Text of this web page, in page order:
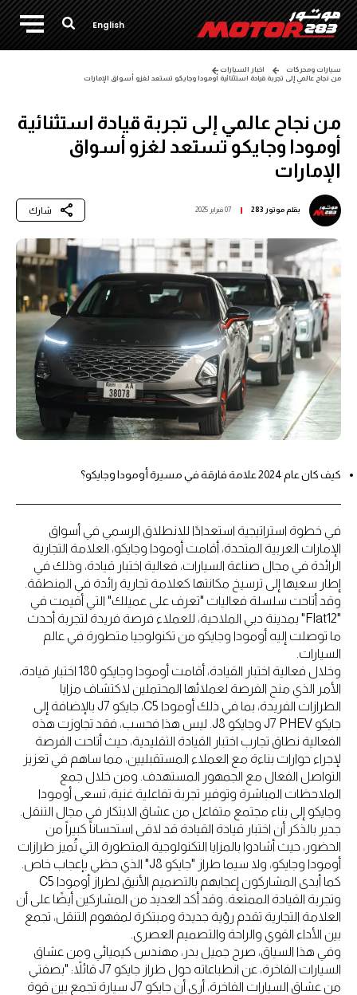
English
سيارات ومحركات
اخبار السيارات
من نجاح عالمي إلى تجربة قيادة استثنائية أومودا وجايكو تستعد لغزو أسواق الإمارات
من نجاح عالمي إلى تجربة قيادة استثنائية
أومودا وجايكو تستعد لغزو أسواق
الإمارات
بقلمموتور 283 07 فبراير 2025 شارك
كيف كان عام 2024 علامة فارقة في مسيرة أومودا وجايكو؟
في خطوة استراتيجية استعدادًا للانطلاق الرسمي في أسواق
الإمارات العربية المتحدة، أقامت أومودا وجايكو، العلامة التجارية
الرائدة في مجال صناعة السيارات، فعالية اختبار قيادة، وذلك في
إطار سعيها إلى ترسيخ مكانتها كعلامة تجارية رائدة في المنطقة.
وقد أتاحت سلسلة فعاليات "تعرف على عميلك" التي أقيمت في
"Flat12" بمدينة دبي الملاحية، للعملاء فرصة فريدة لتجربة أحدث
ما توصلت إليه أومودا وجايكو من تكنولوجيا متطورة في عالم
السيارات.
وخلال فعالية اختبار القيادة، أقامت أومودا وجايكو 180 اختبار قيادة،
الأمر الذي منح الفرصة لعملائها المحتملين لاكتشاف مزايا
الطرازات الفريدة، بما في ذلك أومودا C5، جايكو J7 بالإضافة إلى
جايكو J7 PHEV وجايكو J8. ليس هذا فحسب، فقد تجاوزت هذه
الفعالية نطاق تجارب اختبار القيادة التقليدية، حيث أتاحت الفرصة
لإجراء حوارات بناءة مع العملاء المستقبليين، مما ساهم في تعزيز
التواصل الفعال مع الجمهور المستهدف. ومن خلال جمع
الملاحظات المباشرة وتوفير تجربة تفاعلية غنية، تسعى أومودا
وجايكو إلى بناء مجتمع متفاعل من عشاق الابتكار في مجال التنقل.
جدير بالذكر أن اختبار قيادة القيادة قد لاقى استحساناً كبيراً من
الحضور، حيث أشادوا بالمزايا التكنولوجية المتطورة التي تُميز طرازات
أومودا وجايكو، ولا سيما طراز "جايكو J8" الذي حظي بإعجاب خاص.
كما أبدى المشاركون إعجابهم بالتصميم الأنيق لطراز أومودا C5
وتجربة القيادة الممتعة. وقد أكد العديد من المشاركين أيضًا على أن
العلامة التجارية تقدم رؤية جديدة ومبتكرة لمفهوم التنقل، تجمع
بين الأداء القوي والراحة والتصميم العصري.
وفي هذا السياق، صرح جميل بدر، مهندس كيميائي ومن عشاق
السيارات الفاخرة، عن انطباعاته حول طراز جايكو J7 قائلاً: "بصفتي
من عشاق السيارات الفاخرة، أرى أن جايكو J7 سيارة تجمع بين قوة